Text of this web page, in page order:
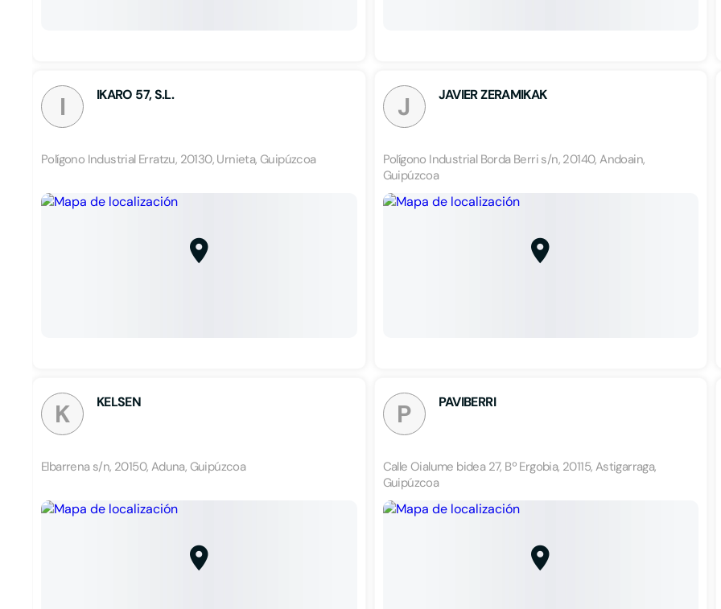
I IKARO 57, S.L.
Polígono Industrial Erratzu, 20130, Urnieta, Guipúzcoa
J JAVIER ZERAMIKAK
Polígono Industrial Borda Berri s/n, 20140, Andoain,
Guipúzcoa
K KELSEN
Elbarrena s/n, 20150, Aduna, Guipúzcoa
P PAVIBERRI
Calle Oialume bidea 27, Bº Ergobia, 20115, Astigarraga,
Guipúzcoa